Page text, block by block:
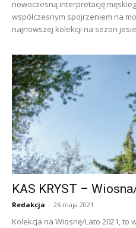
nowoczesną interpretację
współczesnym spojrzeniem na
najnowszej kolekcji na sezon
KAS KRYST –
Redakcja - 26 maja 2021
Kolekcja na Wiosnę/Lato 2021, to